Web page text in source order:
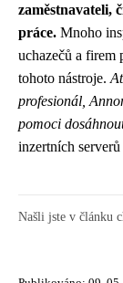
zaměstnavateli,
práce. Mnoho
uchazečů a firem
tohoto nástroje.
profesionál,
pomoci
inzertních
Našli jste v článku